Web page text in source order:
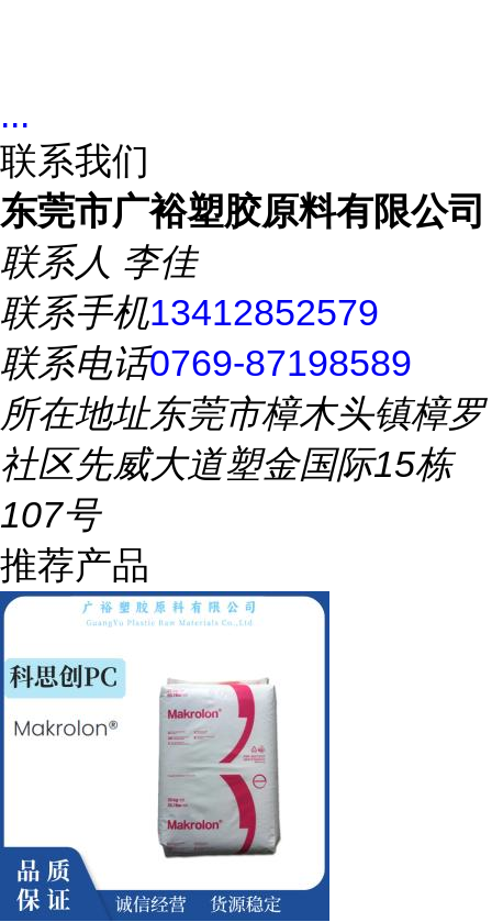
...
联系我们
东莞市广裕塑胶原料有限公司
联系人 李佳
联系手机13412852579
联系电话0769-87198589
所在地址东莞市樟木头镇樟罗
社区先威大道塑金国际15栋
107号
推荐产品